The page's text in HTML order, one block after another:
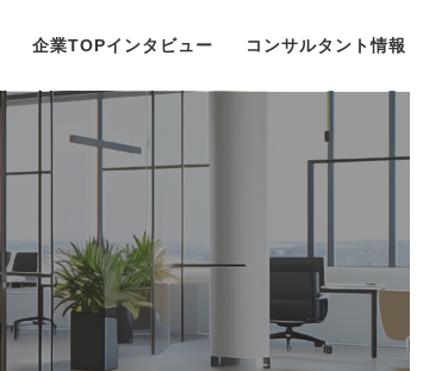
企業TOPインタビュー コンサルタント情報